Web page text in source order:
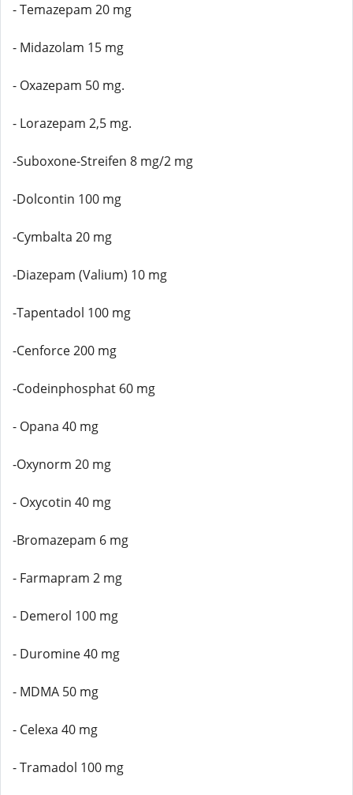
- Temazepam 20 mg
- Midazolam 15 mg
- Oxazepam 50 mg.
- Lorazepam 2,5 mg.
-Suboxone-Streifen 8 mg/2 mg
-Dolcontin 100 mg
-Cymbalta 20 mg
-Diazepam (Valium) 10 mg
-Tapentadol 100 mg
-Cenforce 200 mg
-Codeinphosphat 60 mg
- Opana 40 mg
-Oxynorm 20 mg
- Oxycotin 40 mg
-Bromazepam 6 mg
- Farmapram 2 mg
- Demerol 100 mg
- Duromine 40 mg
- MDMA 50 mg
- Celexa 40 mg
- Tramadol 100 mg